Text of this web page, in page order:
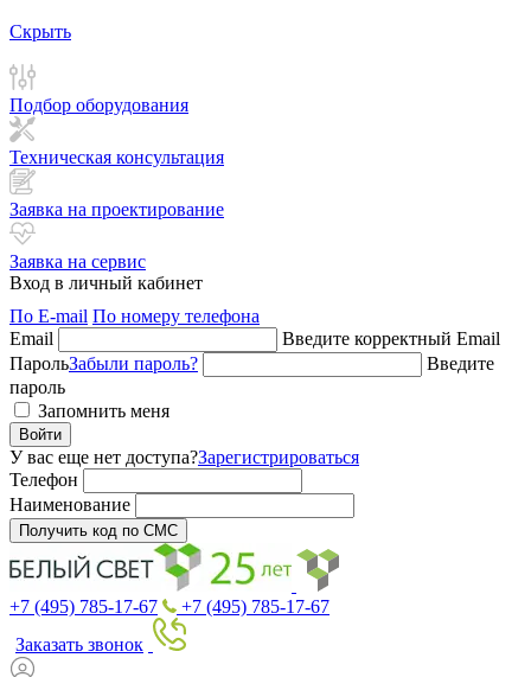
Скрыть
Подбор оборудования
Техническая консультация
Заявка на проектирование
Заявка на сервис
Вход в личный кабинет
По E-mail По номеру телефона
Email
Введите корректный Email
ПарольЗабыли пароль?
Введите
пароль
Запомнить меня
Войти
У вас еще нет доступа?Зарегистрироваться
Телефон
Наименование
Получить код по СМС
+7 (495) 785-17-67
+7 (495) 785-17-67
Заказать звонок